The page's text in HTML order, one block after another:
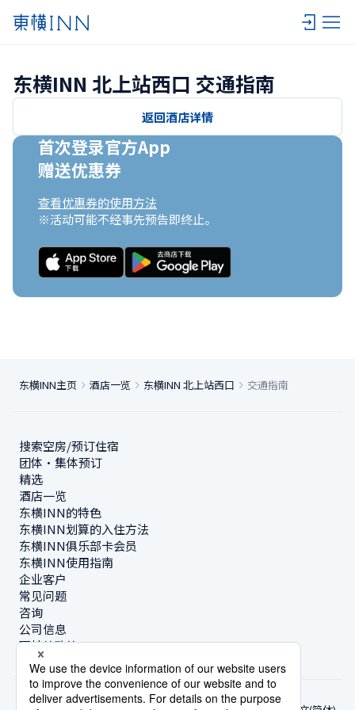
东横INN 北上站西口 交通指南
返回酒店详情
首次登录官方App
赠送优惠券
查看优惠券的使用方法
※活动可能不经事先预告即终止。
东横INN主页 酒店一览 东横INN 北上站西口 交通指南
搜索空房/预订住宿
团体・集体预订
精选
酒店一览
东横INN的特色
东横INN划算的入住方法
东横INN俱乐部卡会员
东横INN使用指南
企业客户
常见问题
咨询
公司信息
可持续政策